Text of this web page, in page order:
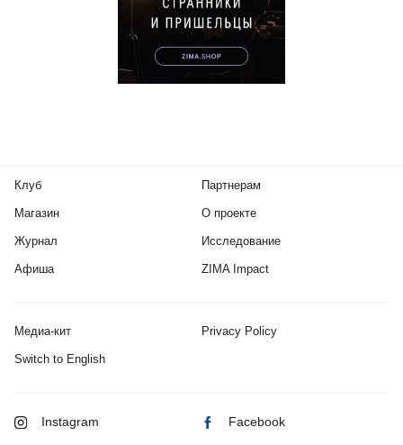
Клуб
Магазин
Журнал
Афиша
Партнерам
О проекте
Исследование
ZIMA Impact
Медиа-кит Privacy Policy
Switch to English
Instagram Facebook